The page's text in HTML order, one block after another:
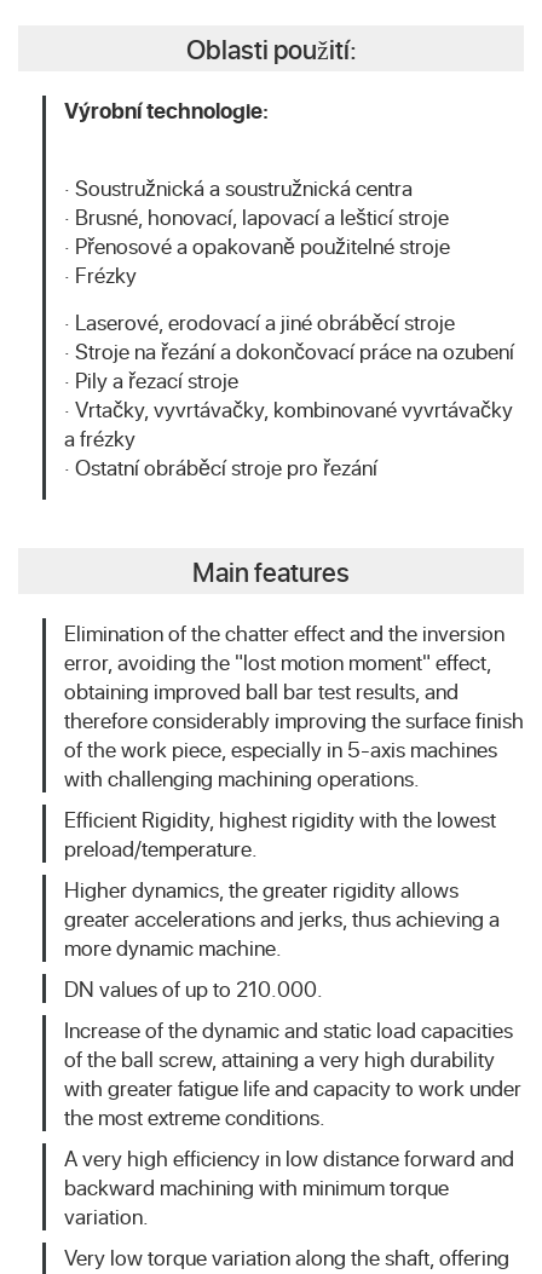
Oblasti použití:
Výrobní technologie:
· Soustružnická a soustružnická centra
· Brusné, honovací, lapovací a lešticí stroje
· Přenosové a opakovaně použitelné stroje
· Frézky
· Laserové, erodovací a jiné obráběcí stroje
· Stroje na řezání a dokončovací práce na ozubení
· Pily a řezací stroje
· Vrtačky, vyvrtávačky, kombinované vyvrtávačky
a frézky
· Ostatní obráběcí stroje pro řezání
Main features
Elimination of the chatter effect and the inversion
error, avoiding the "lost motion moment" effect,
obtaining improved ball bar test results, and
therefore considerably improving the surface finish
of the work piece, especially in 5-axis machines
with challenging machining operations.
Efficient Rigidity, highest rigidity with the lowest
preload/temperature.
Higher dynamics, the greater rigidity allows
greater accelerations and jerks, thus achieving a
more dynamic machine.
DN values of up to 210.000.
Increase of the dynamic and static load capacities
of the ball screw, attaining a very high durability
with greater fatigue life and capacity to work under
the most extreme conditions.
A very high efficiency in low distance forward and
backward machining with minimum torque
variation.
Very low torque variation along the shaft, offering